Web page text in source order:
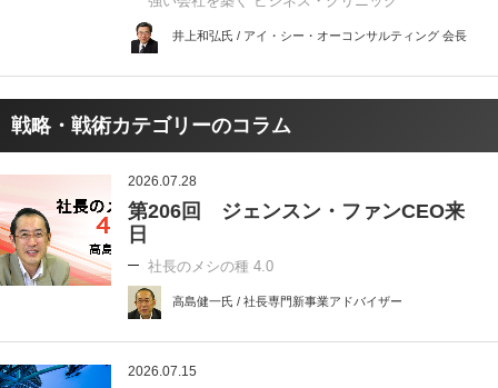
井上和弘氏 / アイ・シー・オーコンサルティング 会長
戦略・戦術カテゴリーのコラム
2026.07.28
第206回 ジェンスン・ファンCEO来
日
社長のメシの種 4.0
高島健一氏 / 社長専門新事業アドバイザー
2026.07.15